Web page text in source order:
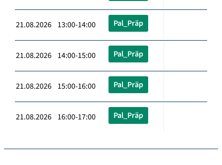
21.08.2026 13:00-14:00 Pal_Präp
21.08.2026 14:00-15:00 Pal_Präp
21.08.2026 15:00-16:00 Pal_Präp
21.08.2026 16:00-17:00 Pal_Präp